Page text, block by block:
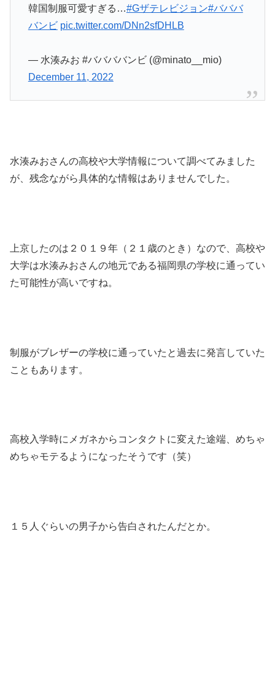
韓国制服可愛すぎる…#Gザテレビジョン#バババ
バンビ pic.twitter.com/DNn2sfDHLB
— 水湊みお #ババババンビ (@minato__mio)
December 11, 2022
水湊みおさんの高校や大学情報について調べてみました
が、残念ながら具体的な情報はありませんでした。
上京したのは２０１９年（２１歳のとき）なので、高校や
大学は水湊みおさんの地元である福岡県の学校に通ってい
た可能性が高いですね。
制服がブレザーの学校に通っていたと過去に発言していた
こともあります。
高校入学時にメガネからコンタクトに変えた途端、めちゃ
めちゃモテるようになったそうです（笑）
１５人ぐらいの男子から告白されたんだとか。